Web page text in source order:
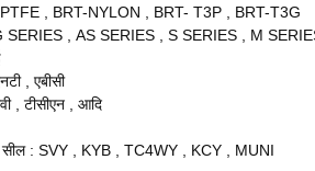
BRT-NYLON BRT- T3P
BRT-T3G
SERIES AS SERIES S SERIES
M
एबीसी
टीसीएन
आदि
सील : SVY KYB TC4WY KCY MUNI